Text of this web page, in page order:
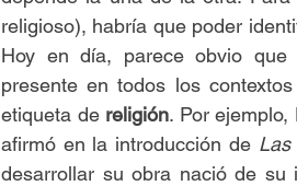
religioso), habría que poder
Hoy en día, parece obvio que
presente en todos los
etiqueta de religión. Por
afirmó en la introducción de Las
desarrollar su obra nació de su